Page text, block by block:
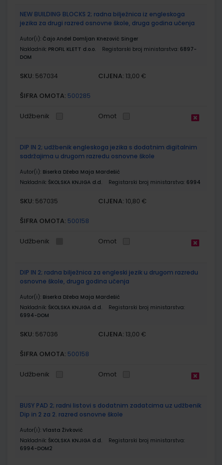
NEW BUILDING BLOCKS 2; radna bilježnica iz engleskoga
jezika za drugi razred osnovne škole, druga godina učenja
Autor(i): Čajo Anđel Domljan Knezović Singer
Nakladnik: PROFIL KLETT d.o.o. Registarski broj ministarstva: 6897-
DOM
SKU: 567034 CIJENA: 13,00 €
ŠIFRA OMOTA: 500285
Udžbenik Omot
DIP IN 2; udžbenik engleskoga jezika s dodatnim digitalnim
sadržajima u drugom razredu osnovne škole
Autor(i): Biserka Džeba Maja Mardešić
Nakladnik: ŠKOLSKA KNJIGA d.d. Registarski broj ministarstva: 6994
SKU: 567035 CIJENA: 10,80 €
ŠIFRA OMOTA: 500158
Udžbenik Omot
DIP IN 2; radna bilježnica za engleski jezik u drugom razredu
osnovne škole, druga godina učenja
Autor(i): Biserka Džeba Maja Mardešić
Nakladnik: ŠKOLSKA KNJIGA d.d.
Registarski broj ministarstva:
6994-DOM
SKU: 567036 CIJENA: 13,00 €
ŠIFRA OMOTA: 500158
Udžbenik Omot
BUSY PAD 2; radni listovi s dodatnim zadatcima uz udžbenik
Dip in 2 za 2. razred osnovne škole
Autor(i): Vlasta Živković
Nakladnik: ŠKOLSKA KNJIGA d.d.
Registarski broj ministarstva:
6994-DOM2